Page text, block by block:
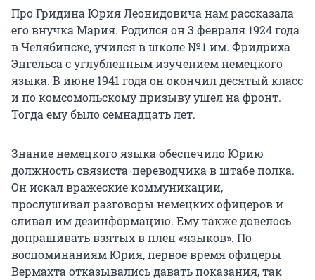
Про Гридина Юрия Леонидовича нам рассказала
его внучка Мария. Родился он 3 февраля 1924 года
в Челябинске, учился в школе № 1 им. Фридриха
Энгельса с углубленным изучением немецкого
языка. В июне 1941 года он окончил десятый класс
и по комсомольскому призыву ушел на фронт.
Тогда ему было семнадцать лет.
Знание немецкого языка обеспечило Юрию
должность связиста-переводчика в штабе полка.
Он искал вражеские коммуникации,
прослушивал разговоры немецких офицеров и
сливал им дезинформацию. Ему также довелось
допрашивать взятых в плен «языков». По
воспоминаниям Юрия, первое время офицеры
Вермахта отказывались давать показания, так